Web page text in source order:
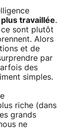
travaillée.
ce sont plutôt
Alors
et de
par
des
simples.
riche (dans
grands
ne